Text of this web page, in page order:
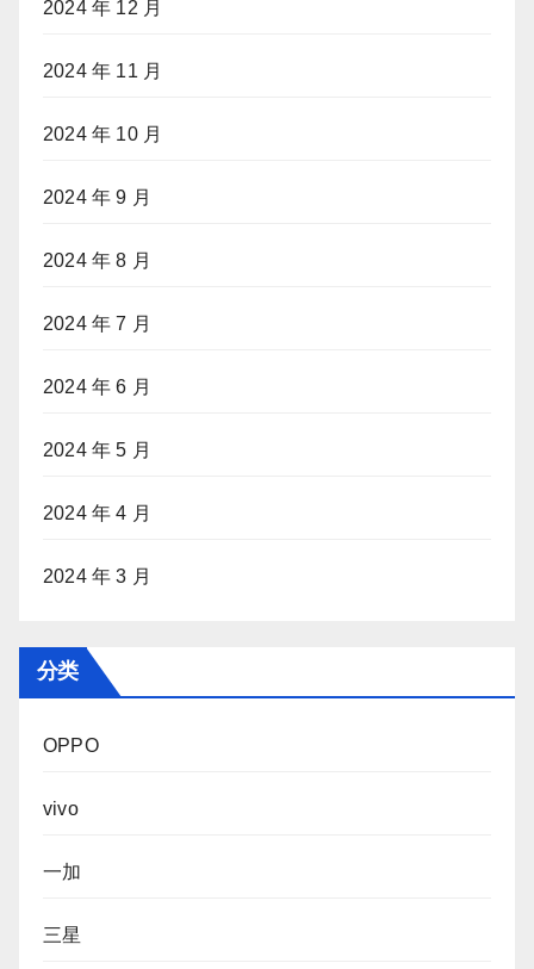
2024 年 12 月
2024 年 11 月
2024 年 10 月
2024 年 9 月
2024 年 8 月
2024 年 7 月
2024 年 6 月
2024 年 5 月
2024 年 4 月
2024 年 3 月
分类
OPPO
vivo
一加
三星